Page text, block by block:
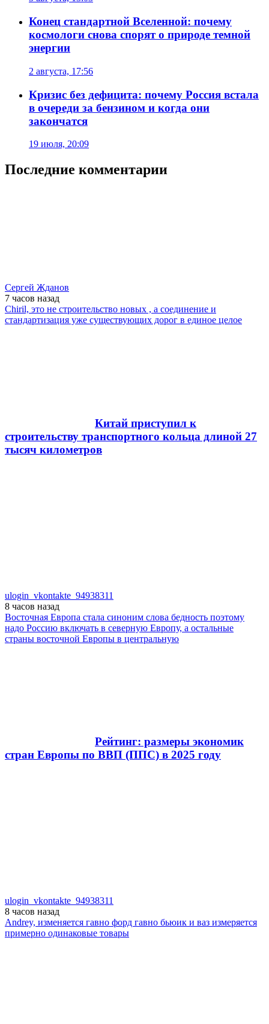
Конец стандартной Вселенной: почему
космологи снова спорят о природе темной
энергии
2 августа, 17:56
Кризис без дефицита: почему Россия встала
в очереди за бензином и когда они
закончатся
19 июля, 20:09
Последние комментарии
Сергей Жданов
7 часов назад
Chiril, это не строительство новых , а соединение и
стандартизация уже существующих дорог в единое целое
Китай приступил к
строительству транспортного кольца длиной 27
тысяч километров
ulogin_vkontakte_94938311
8 часов назад
Восточная Европа стала синоним слова бедность поэтому
надо Россию включать в северную Европу, а остальные
страны восточной Европы в центральную
Рейтинг: размеры экономик
стран Европы по ВВП (ППС) в 2025 году
ulogin_vkontakte_94938311
8 часов назад
Andrey, изменяется гавно форд гавно бьюик и ваз измеряется
примерно одинаковые товары